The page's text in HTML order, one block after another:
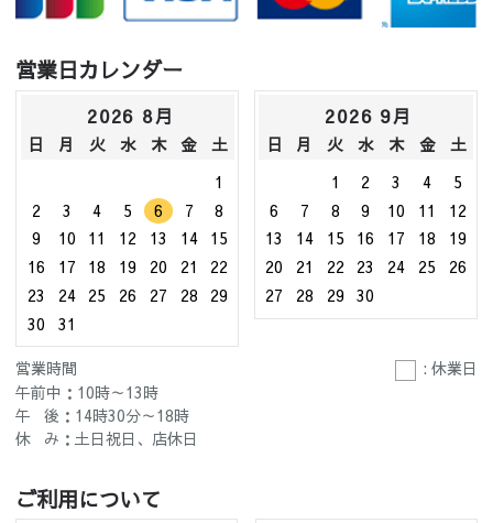
営業日カレンダー
2026 8月
日 月 火 水 木 金
土
1
2
3 4 5 6 7
8
9
10 11 12 13 14
15
16
17 18 19 20 21
22
23
24 25 26 27 28
29
30
31
2026 9月
日 月 火 水 木 金
土
1
2 3 4
5
6
7 8 9 10 11
12
13
14 15 16 17 18
19
20
21 22 23 24 25
26
27
28 29 30
営業時間
: 休業日
午前中：10時～13時
午 後：14時30分～18時
休 み：土日祝日、店休日
ご利用について